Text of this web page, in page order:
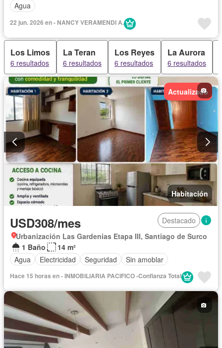
Agua
22 jun. 2026 en - NANCY VERAMENDI A.
Los Limos
6 resultados
La Teran
6 resultados
Los Reyes
6 resultados
La Aurora
6 resultados
Actualizado
Habitación
USD308/mes
Destacado
Urbanización Las Gardenias Etapa III, Santiago de Surco
1 Baño
14 m²
Agua
Electricidad Seguridad Sin amoblar
Hace 15 horas en - INMOBILIARIA PACIFICO -Confianza Total